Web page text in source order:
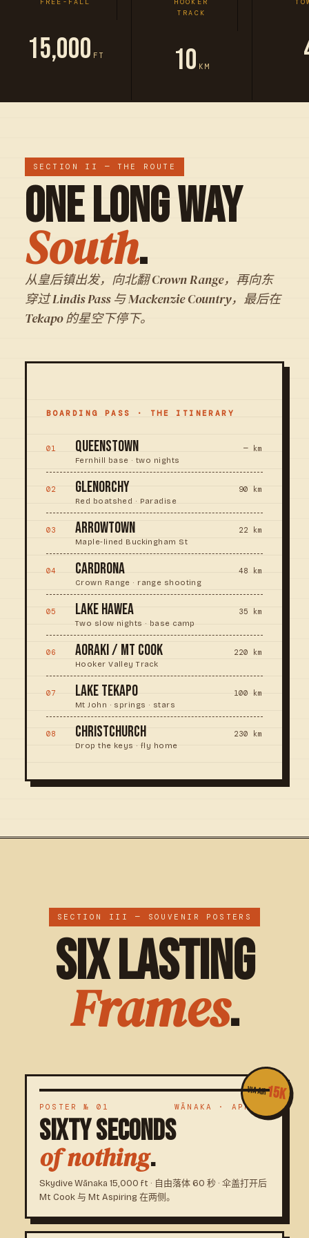
FREE-FALL
15,000 FT
HOOKER
TRACK
10 KM
SECTION II — THE ROUTE
One Long Way
South.
从皇后镇出发，向北翻 Crown Range，再向东
穿过 Lindis Pass 与 Mackenzie Country，最后在
Tekapo 的星空下停下。
BOARDING PASS · THE ITINERARY
01 QUEENSTOWN
Fernhill base · two nights
— km
02 GLENORCHY
Red boatshed · Paradise
90 km
03 ARROWTOWN
Maple-lined Buckingham St
22 km
04 CARDRONA
Crown Range · range shooting
48 km
05 LAKE HAWEA
Two slow nights · base camp
35 km
06 AORAKI / MT COOK
Hooker Valley Track
220 km
07 LAKE TEKAPO
Mt John · springs · stars
100 km
08 CHRISTCHURCH
Drop the keys · fly home
230 km
SECTION III — SOUVENIR POSTERS
Six Lasting
Frames.
VIA AIR15K
POSTER № 01 WĀNAKA · APR 29
SIXTY SECONDS
of nothing.
Skydive Wānaka 15,000 ft · 自由落体 60 秒 · 伞盖打开后
Mt Cook 与 Mt Aspiring 在两侧。